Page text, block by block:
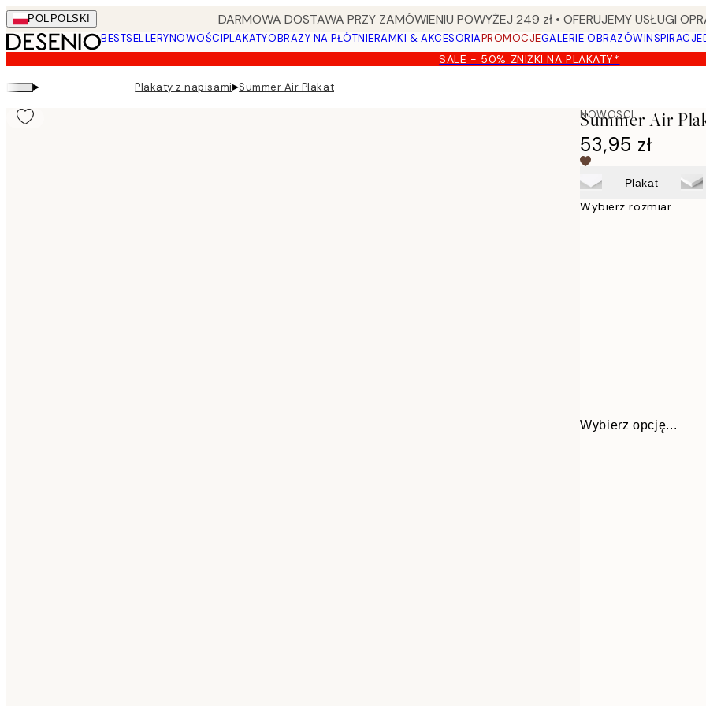
Skip
to
main
content.
POL POLSKI DARMOWA DOSTAWA PRZY ZAMÓWIENIU POWYŻEJ 249 zł • OFERUJEMY USŁUGI
BESTSELLERYNOWOŚCIPLAKATYOBRAZY NA PŁÓTNIERAMKI & AKCESORIAPROMOCJEGALERIE OBRAZÓWINSPIRACJE
SALE - 50% ZNIŻKI NA PLAKATY*
▸ Plakaty z napisami▸Summer Air Plakat
NOWOSCI
Summer Air
53,95 zł
Plakat
Wybierz rozmiar
Wybierz opcję...